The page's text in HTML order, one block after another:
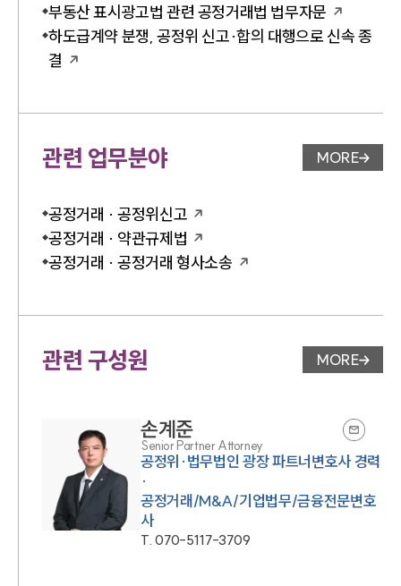
부동산 표시광고법 관련 공정거래법 법무자문
하도급계약 분쟁, 공정위 신고·합의 대행으로 신속 종
결
관련 업무분야 업무분야
MORE
공정거래 · 공정위신고
공정거래 · 약관규제법
공정거래 · 공정거래 형사소송
관련 구성원 변호사 페
MORE
손계준
Senior Partner Attorney
공정위·법무법인 광장 파트너변호사 경력
·
공정거래/M&A/기업법무/금융전문변호
사
T.070-5117-3709